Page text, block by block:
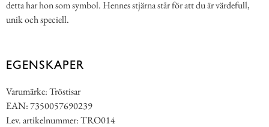
detta har hon som symbol. Hennes stjärna står för att du är värdefull,
unik och speciell.
EGENSKAPER
Varumärke: Tröstisar
EAN: 7350057690239
Lev. artikelnummer: TRO014